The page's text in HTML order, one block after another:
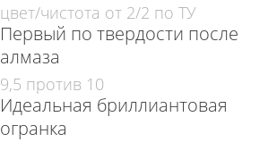
цвет/чистота от 2/2 по ТУ
Первый по твердости после
алмаза
9,5 против 10
Идеальная бриллиантовая
огранка